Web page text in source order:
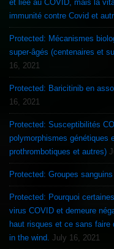
et liée au COVID, mais la
immunité contre Covid et
Protected: Mécanismes
super-âgés (centenaires et
16, 2021
Protected: Baricitinib en
16, 2021
Protected: Susceptibilités
polymorphismes génétiques
prothrombotiques et autres)
Protected: Groupes
Protected: Pourquoi
virus COVID et demeure
haut risques et ce sans
in the wind. July 16, 2021